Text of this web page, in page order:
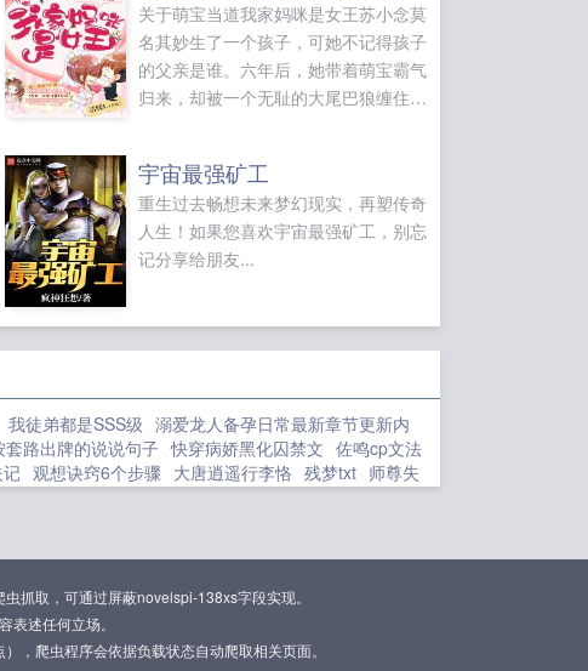
关于萌宝当道我家妈咪是女王苏小念莫
名其妙生了一个孩子，可她不记得孩子
的父亲是谁。六年后，她带着萌宝霸气
归来，却被一个无耻的大尾巴狼缠住
宇宙最强矿工
重生过去畅想未来梦幻现实，再塑传奇
人生！如果您喜欢宇宙最强矿工，别忘
记分享给朋友...
我徒弟都是SSS级 溺爱龙人备孕日常最新章节更新内
套路出牌的说说句子 快穿病娇黑化囚禁文 佐鸣cp文法
观想诀窍6个步骤 大唐逍遥行李恪 残梦txt 师尊失
傅景淮顾寻全文免费阅读最新章节更新
徒清尘的作品
请别影响我修仙是正经游戏吗 腐女最
诸葛大力合集 我只是想当废物大师兄 都有红包我
抓取，可通过屏蔽novelspi-138xs字段实现。
述任何立场。
，爬虫程序会依据负载状态自动爬取相关页面。